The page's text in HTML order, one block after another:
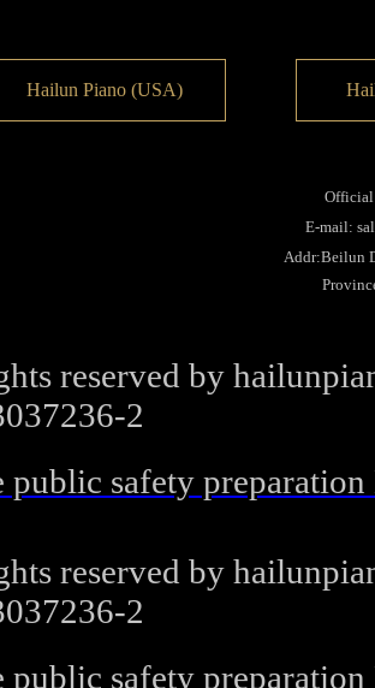
Hailun Piano (USA)
E-mail:
Addr:Beilun
reserved by
2
public safety
reserved by
2
public safety